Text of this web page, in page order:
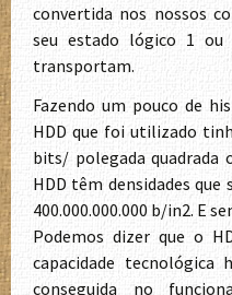
convertida nos nossos
seu estado lógico 1
transportam.
Fazendo um pouco de
HDD que foi utilizado
bits/ polegada quadrada
HDD têm densidades
400.000.000.000 b/in2. E
Podemos dizer que o
capacidade tecnológica
conseguida no